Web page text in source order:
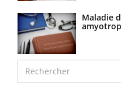
Maladie